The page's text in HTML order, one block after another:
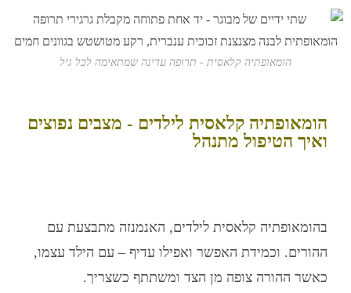
הומאופתיה קלאסית - תרופה עדינה שמתאימה לכל גיל
הומאופתיה קלאסית לילדים - מצבים נפוצים
ואיך הטיפול מתנהל
בהומאופתיה קלאסית לילדים, האנמנזה מתבצעת עם
ההורים. וכמידת האפשר ואפילו עדיף – עם הילד עצמו,
כאשר ההורה צופה מן הצד ומשתתף כשצריך.